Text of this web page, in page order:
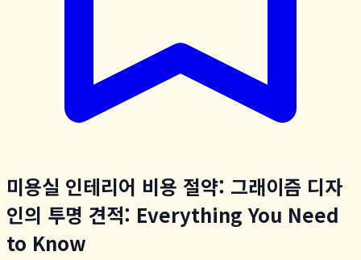
미용실 인테리어 비용 절약: 그래이즘 디자
인의 투명 견적: Everything You Need
to Know